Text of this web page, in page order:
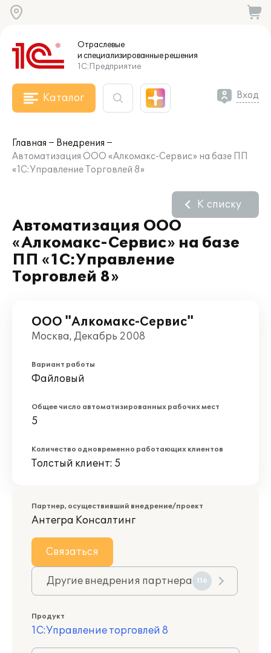
Отраслевые
и специализированныерешения
1С:Предприятие
Каталог Вход
Главная
Внедрения
Автоматизация ООО «Алкомакс-Сервис» на базе ПП
«1С:Управление Торговлей 8»
Автоматизация ООО
«Алкомакс-Сервис» на базе
ПП «1С:Управление
Торговлей 8»
К списку
ООО "Алкомакс-Сервис"
Москва, Декабрь 2008
Вариант работы
Файловый
Общее число автоматизированных рабочих мест
5
Количество одновременно работающих клиентов
Толстый клиент: 5
Партнер, осуществивший внедрение/проект
Антегра Консалтинг
Связаться
Другие внедрения партнера 116
Продукт
1С:Управление торговлей 8